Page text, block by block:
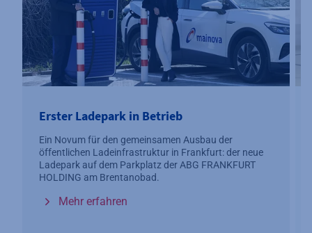
Erster Ladepark in Betrieb
Ein Novum für den gemeinsamen Ausbau der
öffentlichen Ladeinfrastruktur in Frankfurt: der neue
Ladepark auf dem Parkplatz der ABG FRANKFURT
HOLDING am Brentanobad.
Mehr erfahren